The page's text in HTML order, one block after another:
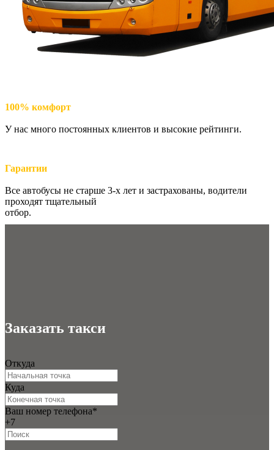
100% комфорт
У нас много постоянных клиентов и высокие рейтинги.
Гарантии
Все автобусы не старше 3-х лет и застрахованы, водители
проходят тщательный
отбор.
Заказать такси
Откуда
Куда
Ваш номер телефона*
+7